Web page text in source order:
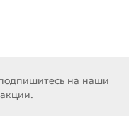
на наши